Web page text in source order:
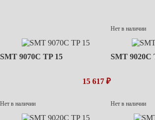
Нет в наличии
SMT 9070C TP 15
15 617 ₽
Нет в наличии
SMT 9020C
Нет в наличии